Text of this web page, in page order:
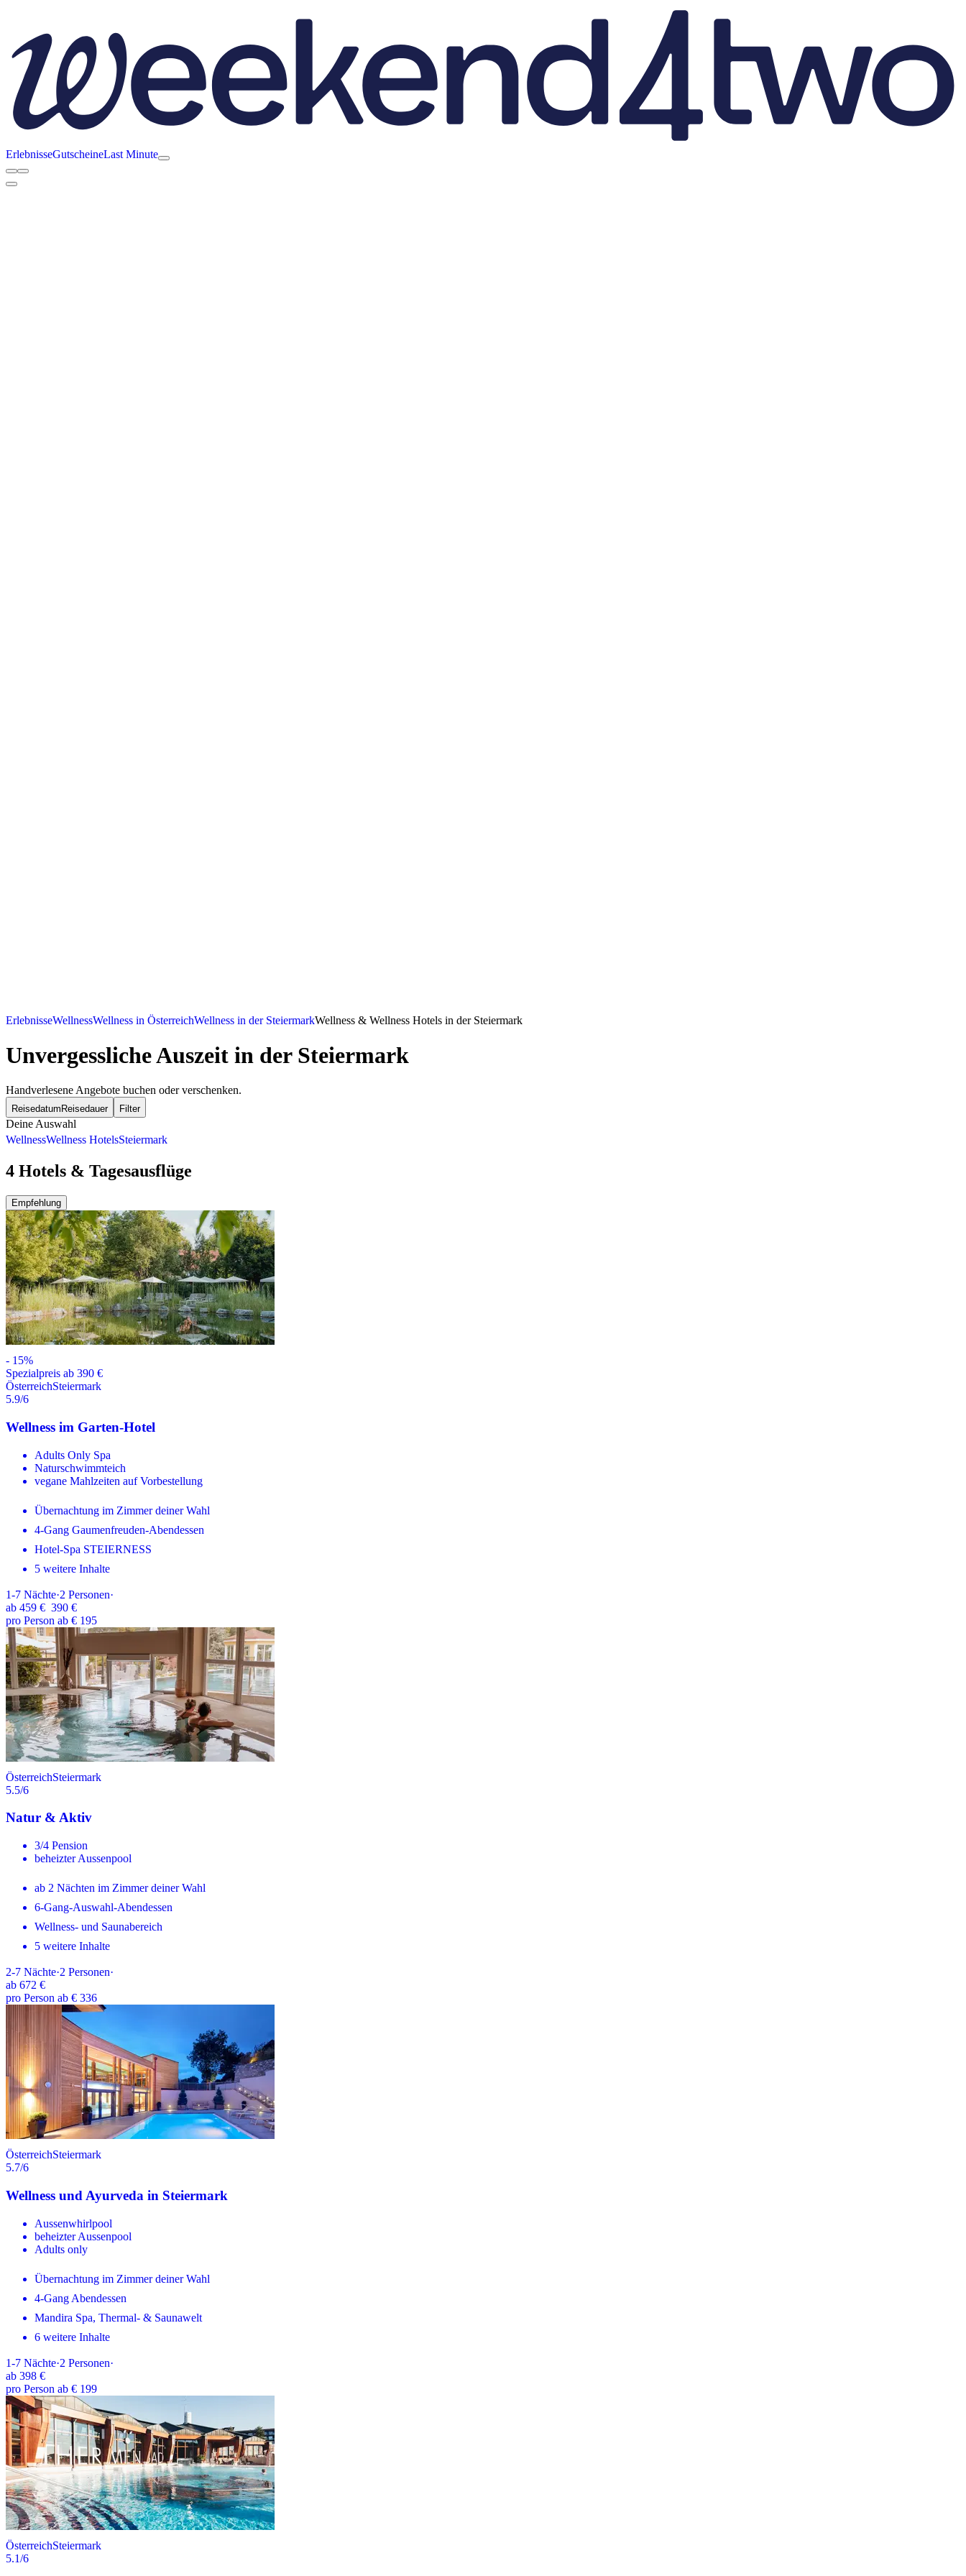
ErlebnisseGutscheineLast Minute
ErlebnisseWellnessWellness in ÖsterreichWellness in der SteiermarkWellness & Wellness Hotels in der Steiermark
Unvergessliche Auszeit in der Steiermark
Handverlesene Angebote buchen oder verschenken.
Reisedatum Reisedauer Filter
Deine Auswahl
WellnessWellness HotelsSteiermark
4 Hotels & Tagesausflüge
Empfehlung
- 15%
Spezialpreis ab 390 €
ÖsterreichSteiermark
5.9/6
Wellness im Garten-Hotel
Adults Only Spa
Naturschwimmteich
vegane Mahlzeiten auf Vorbestellung
Übernachtung im Zimmer deiner Wahl
4-Gang Gaumenfreuden-Abendessen
Hotel-Spa STEIERNESS
5 weitere Inhalte
1-7 Nächte·2 Personen·
ab 459 € 390 €
pro Person ab € 195
ÖsterreichSteiermark
5.5/6
Natur & Aktiv
3/4 Pension
beheizter Aussenpool
ab 2 Nächten im Zimmer deiner Wahl
6-Gang-Auswahl-Abendessen
Wellness- und Saunabereich
5 weitere Inhalte
2-7 Nächte·2 Personen·
ab 672 €
pro Person ab € 336
ÖsterreichSteiermark
5.7/6
Wellness und Ayurveda in Steiermark
Aussenwhirlpool
beheizter Aussenpool
Adults only
Übernachtung im Zimmer deiner Wahl
4-Gang Abendessen
Mandira Spa, Thermal- & Saunawelt
6 weitere Inhalte
1-7 Nächte·2 Personen·
ab 398 €
pro Person ab € 199
ÖsterreichSteiermark
5.1/6